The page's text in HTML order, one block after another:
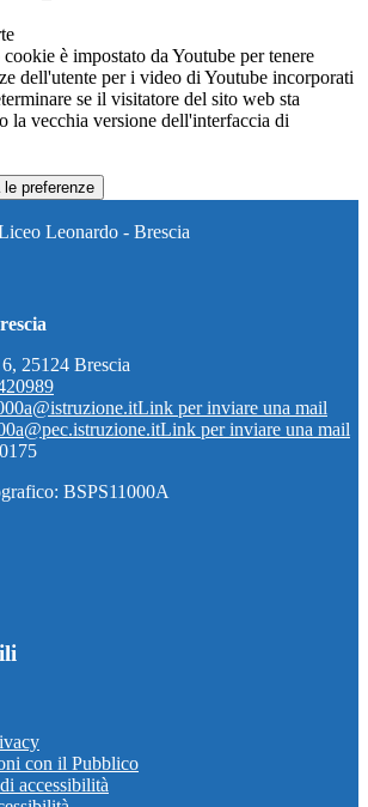
cookie è impostato da Youtube per tenere
dell'utente per i video di Youtube incorporati
se il visitatore del sito web sta
la vecchia versione dell'interfaccia di
le preferenze
Leonardo - Brescia
25124 Brescia
Link per inviare una mail
Link per inviare una mail
BSPS11000A
con il Pubblico
accessibilità